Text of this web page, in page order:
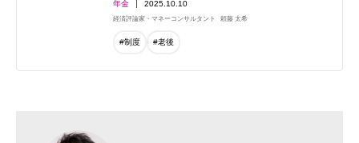
年金 2025.10.10
経済評論家・マネーコンサルタント 頼藤 太希
#制度 #老後